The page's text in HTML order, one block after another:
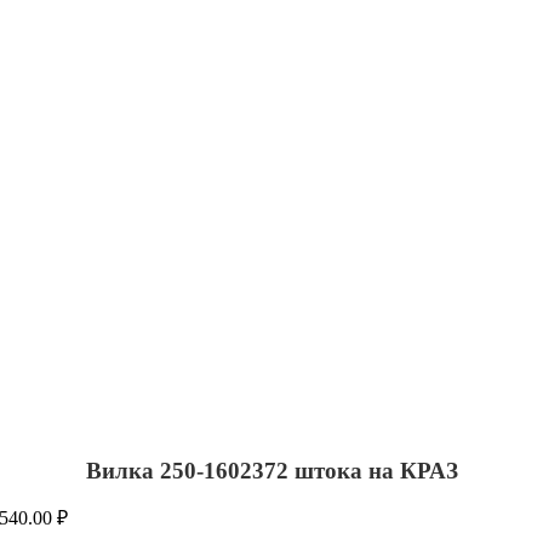
Вилка 250-1602372 штока на КРАЗ
540.00₽